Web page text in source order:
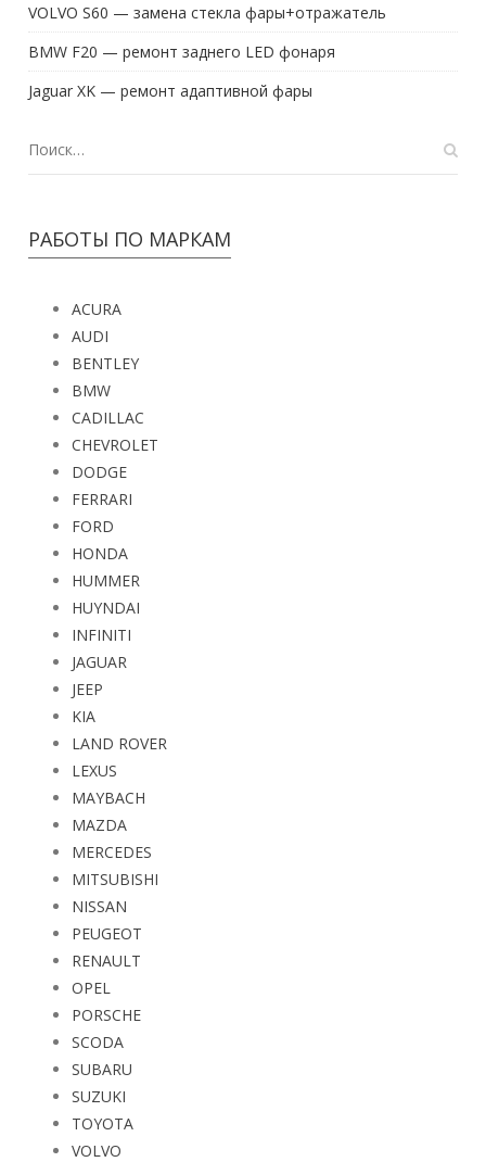
VOLVO S60 — замена стекла фары+отражатель
BMW F20 — ремонт заднего LED фонаря
Jaguar XK — ремонт адаптивной фары
РАБОТЫ ПО МАРКАМ
ACURA
AUDI
BENTLEY
BMW
CADILLAC
CHEVROLET
DODGE
FERRARI
FORD
HONDA
HUMMER
HUYNDAI
INFINITI
JAGUAR
JEEP
KIA
LAND ROVER
LEXUS
MAYBACH
MAZDA
MERCEDES
MITSUBISHI
NISSAN
PEUGEOT
RENAULT
OPEL
PORSCHE
SCODA
SUBARU
SUZUKI
TOYOTA
VOLVO